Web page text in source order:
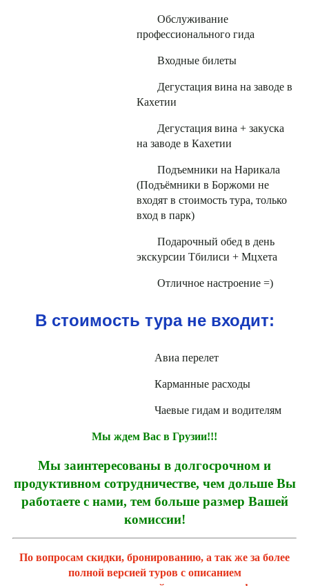
Обслуживание
профессионального гида
Входные билеты
Дегустация вина на заводе в
Кахетии
Дегустация вина + закуска
на заводе в Кахетии
Подъемники на Нарикала
(Подъёмники в Боржоми не
входят в стоимость тура, только
вход в парк)
Подарочный обед в день
экскурсии Тбилиси + Мцхета
Отличное настроение =)
В стоимость тура не входит:
Авиа перелет
Карманные расходы
Чаевые гидам и водителям
Мы ждем Вас в Грузии!!!
Мы заинтересованы в долгосрочном и
продуктивном сотрудничестве, чем дольше Вы
работаете с нами, тем больше размер Вашей
комиссии!
По вопросам скидки, бронированию, а так же за более
полной версией туров с описанием